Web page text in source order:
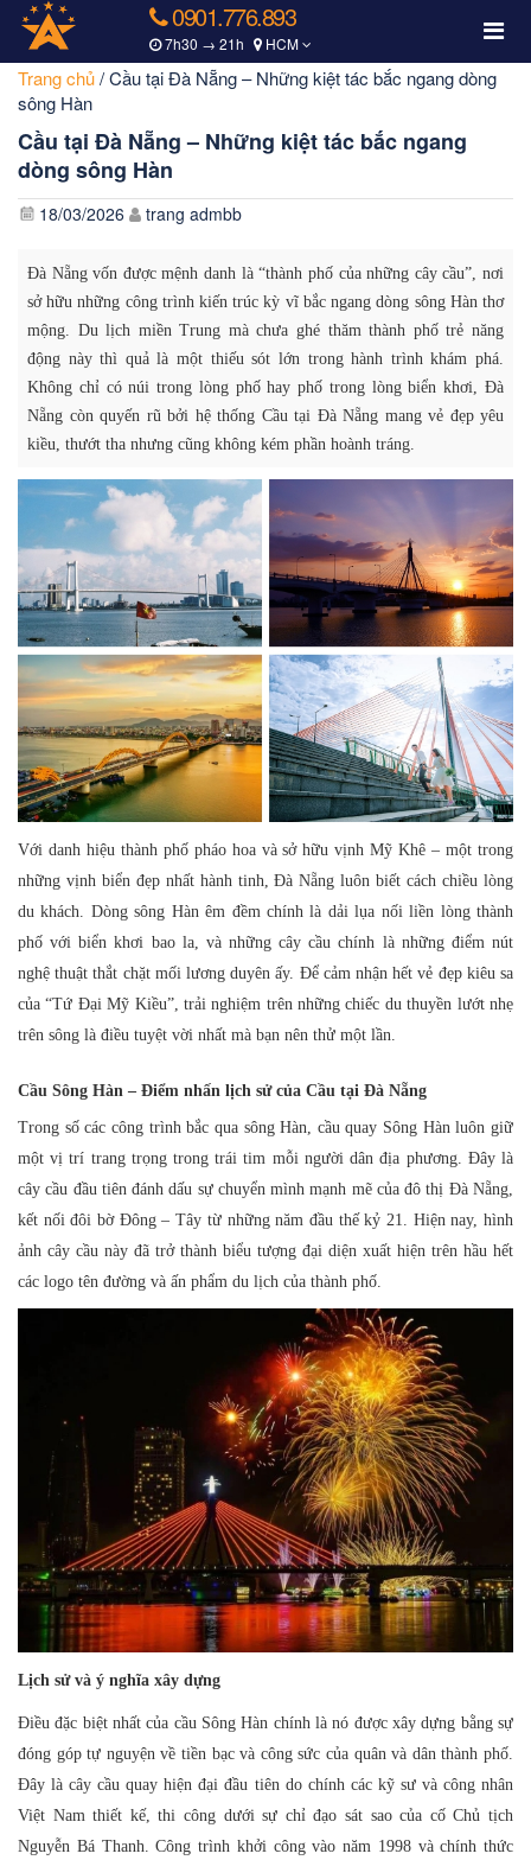
0901.776.893
7h30 → 21h HCM
Trang chủ/Cầu tại Đà Nẵng – Những kiệt tác bắc ngang dòng
sông Hàn
Cầu tại Đà Nẵng – Những kiệt tác bắc ngang
dòng sông Hàn
18/03/2026 trang admbb
Đà Nẵng vốn được mệnh danh là “thành phố của những cây cầu”, nơi
sở hữu những công trình kiến trúc kỳ vĩ bắc ngang dòng sông Hàn thơ
mộng. Du lịch miền Trung mà chưa ghé thăm thành phố trẻ năng
động này thì quả là một thiếu sót lớn trong hành trình khám phá.
Không chỉ có núi trong lòng phố hay phố trong lòng biển khơi, Đà
Nẵng còn quyến rũ bởi hệ thống Cầu tại Đà Nẵng mang vẻ đẹp yêu
kiều, thướt tha nhưng cũng không kém phần hoành tráng.
Với danh hiệu thành phố pháo hoa và sở hữu vịnh Mỹ Khê – một trong
những vịnh biển đẹp nhất hành tinh, Đà Nẵng luôn biết cách chiều lòng
du khách. Dòng sông Hàn êm đềm chính là dải lụa nối liền lòng thành
phố với biển khơi bao la, và những cây cầu chính là những điểm nút
nghệ thuật thắt chặt mối lương duyên ấy. Để cảm nhận hết vẻ đẹp kiêu sa
của “Tứ Đại Mỹ Kiều”, trải nghiệm trên những chiếc du thuyền lướt nhẹ
trên sông là điều tuyệt vời nhất mà bạn nên thử một lần.
Cầu Sông Hàn – Điểm nhấn lịch sử của Cầu tại Đà Nẵng
Trong số các công trình bắc qua sông Hàn, cầu quay Sông Hàn luôn giữ
một vị trí trang trọng trong trái tim mỗi người dân địa phương. Đây là
cây cầu đầu tiên đánh dấu sự chuyển mình mạnh mẽ của đô thị Đà Nẵng,
kết nối đôi bờ Đông – Tây từ những năm đầu thế kỷ 21. Hiện nay, hình
ảnh cây cầu này đã trở thành biểu tượng đại diện xuất hiện trên hầu hết
các logo tên đường và ấn phẩm du lịch của thành phố.
Lịch sử và ý nghĩa xây dựng
Điều đặc biệt nhất của cầu Sông Hàn chính là nó được xây dựng bằng sự
đóng góp tự nguyện về tiền bạc và công sức của quân và dân thành phố.
Đây là cây cầu quay hiện đại đầu tiên do chính các kỹ sư và công nhân
Việt Nam thiết kế, thi công dưới sự chỉ đạo sát sao của cố Chủ tịch
Nguyễn Bá Thanh. Công trình khởi công vào năm 1998 và chính thức